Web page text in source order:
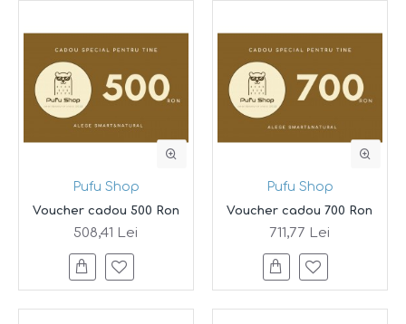
Pufu Shop
Voucher cadou 500 Ron
508,41 Lei
Pufu Shop
Voucher cadou 700 Ron
711,77 Lei